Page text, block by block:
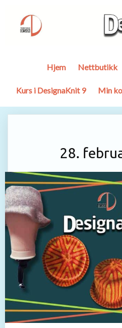
Hjem Nettbutikk
Kurs i DesignaKnit 9 Min
28.